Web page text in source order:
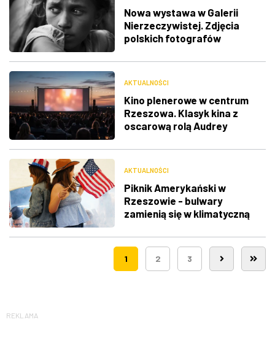
Nowa wystawa w Galerii
Nierzeczywistej. Zdjęcia
polskich fotografów
AKTUALNOŚCI
Kino plenerowe w centrum
Rzeszowa. Klasyk kina z
oscarową rolą Audrey
AKTUALNOŚCI
Piknik Amerykański w
Rzeszowie - bulwary
zamienią się w klimatyczną
1 2 3
REKLAMA